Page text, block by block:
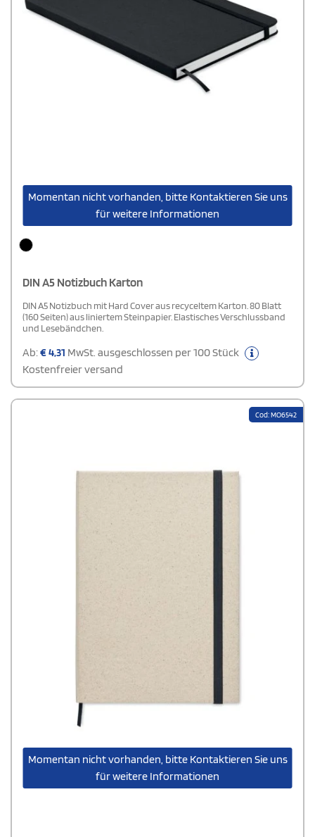
Momentan nicht vorhanden, bitte Kontaktieren Sie uns
für weitere Informationen
DIN A5 Notizbuch Karton
DIN A5 Notizbuch mit Hard Cover aus recyceltem Karton. 80 Blatt
(160 Seiten) aus liniertem Steinpapier. Elastisches Verschlussband
und Lesebändchen.
Ab:€4,31 MwSt. ausgeschlossen per 100 Stück
Kostenfreier versand
Cod: MO6542
Momentan nicht vorhanden, bitte Kontaktieren Sie uns
für weitere Informationen